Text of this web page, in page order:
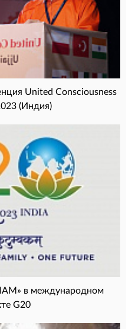
United Consciousness
(Индия)
в международном
G20